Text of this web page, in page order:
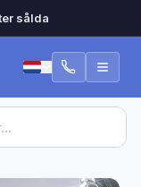
sålda